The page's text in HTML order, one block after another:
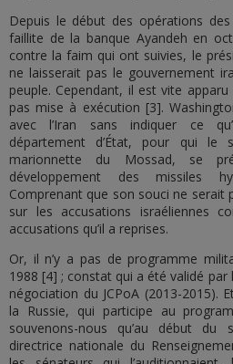
Depuis le début des opérations
faillite de la banque Ayandeh en
contre la faim qui ont suivies, le
ne laisserait pas le gouvernement
peuple. Cependant, il est vite
pas mise à exécution [3].
avec l’Iran sans indiquer ce
département d’État, pour qui le
marionnette du Mossad, se
développement des missiles
Comprenant que son souci ne serait
sur les accusations israéliennes
accusations qu’il a reprises.
Or, il n’y a pas de programme
1988 [4] ; constat qui a été validé par
négociation du JCPoA (2013-2015).
la Russie, qui participe au
souvenons-nous qu’au début du
directrice nationale du